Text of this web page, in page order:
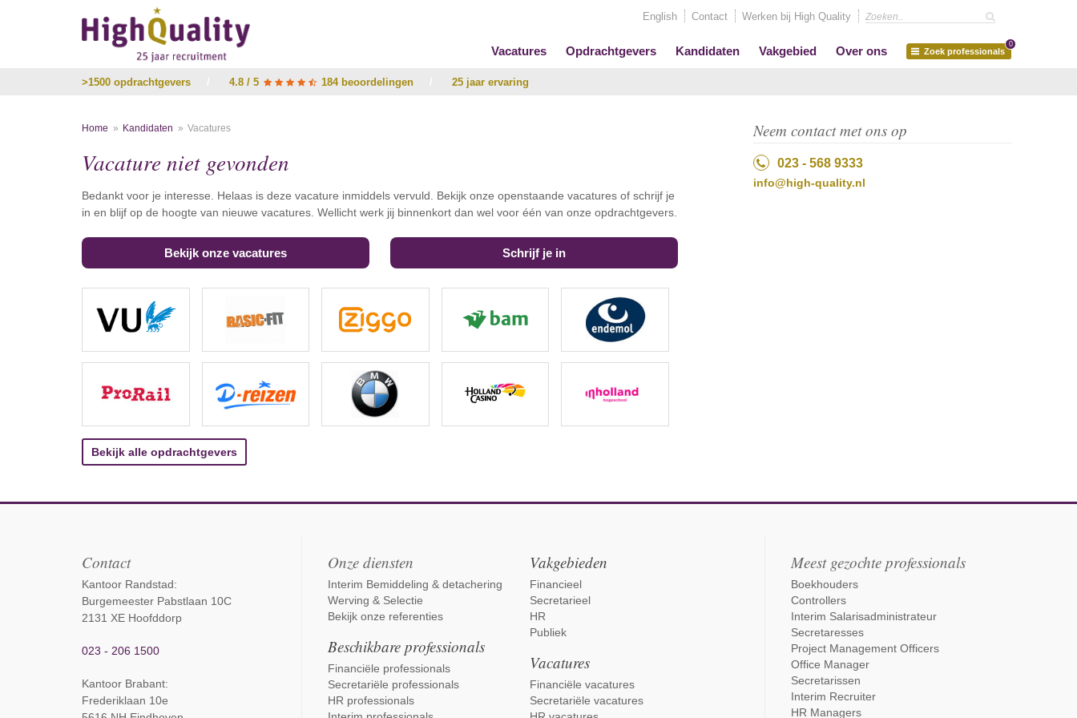
English Contact Werken bij High Quality
Vacatures Opdrachtgevers Kandidaten Vakgebied Over ons Zoek professionals
0
>1500 opdrachtgevers 4.8 / 5 184 beoordelingen 25 jaar ervaring
Home Kandidaten Vacatures
Vacature niet gevonden
Bedankt voor je interesse. Helaas is deze vacature inmiddels vervuld. Bekijk onze openstaande vacatures of schrijf je
in en blijf op de hoogte van nieuwe vacatures. Wellicht werk jij binnenkort dan wel voor één van onze opdrachtgevers.
Bekijk onze vacatures Schrijf je in
Bekijk alle opdrachtgevers
Neem contact met ons op
023 - 568 9333
info@high-quality.nl
Contact
Kantoor Randstad:
Burgemeester Pabstlaan 10C
2131 XE Hoofddorp
023 - 206 1500
Kantoor Brabant:
Frederiklaan 10e
Onze diensten
Interim Bemiddeling & detachering
Werving & Selectie
Bekijk onze referenties
Beschikbare professionals
Financiële professionals
Secretariële professionals
HR professionals
Vakgebieden
Financieel
Secretarieel
HR
Publiek
Vacatures
Financiële vacatures
Secretariële vacatures
Meest gezochte professionals
Boekhouders
Controllers
Interim Salarisadministrateur
Secretaresses
Project Management Officers
Office Manager
Secretarissen
Interim Recruiter
HR Managers